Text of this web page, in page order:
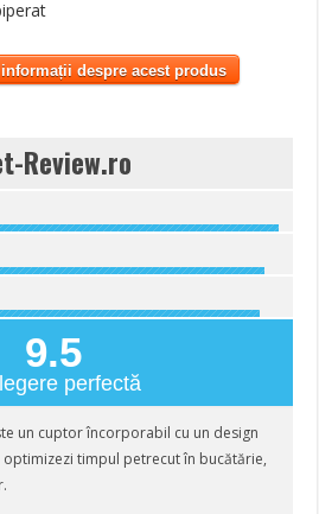
despre acest produs
Review.ro
9.5
perfectă
un cuptor încorporabil cu un design
optimizezi timpul petrecut în bucătărie,